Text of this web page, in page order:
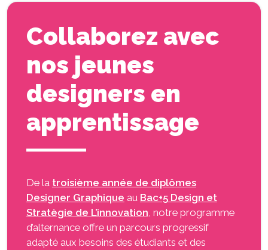
Collaborez avec
nos jeunes
designers en
apprentissage
De la troisième année de diplômes
Designer Graphique au Bac+5 Design et
Stratègie de L’innovation , notre programme
d’alternance offre un parcours progressif
adapté aux besoins des étudiants et des